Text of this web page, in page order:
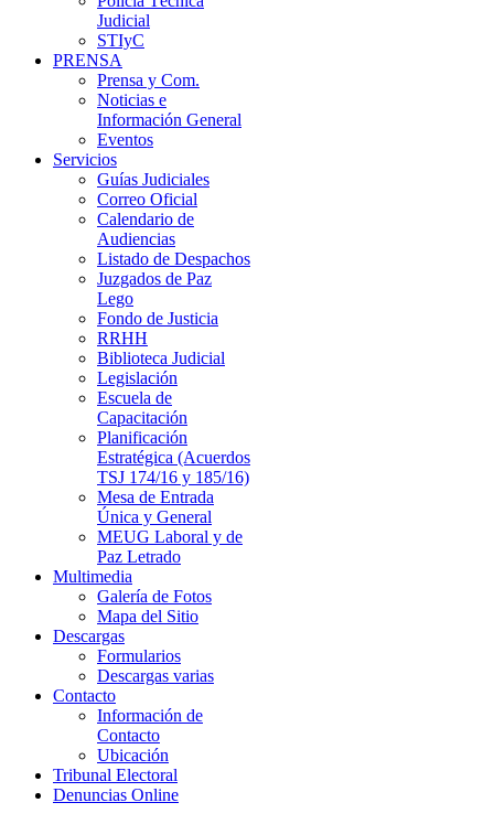
Judicial
STIyC
PRENSA
Prensa y Com.
Noticias e
Información General
Eventos
Servicios
Guías Judiciales
Correo Oficial
Calendario de
Audiencias
Listado de Despachos
Juzgados de Paz
Lego
Fondo de Justicia
RRHH
Biblioteca Judicial
Legislación
Escuela de
Capacitación
Planificación
Estratégica (Acuerdos
TSJ 174/16 y 185/16)
Mesa de Entrada
Única y General
MEUG Laboral y de
Paz Letrado
Multimedia
Galería de Fotos
Mapa del Sitio
Descargas
Formularios
Descargas varias
Contacto
Información de
Contacto
Ubicación
Tribunal Electoral
Denuncias Online